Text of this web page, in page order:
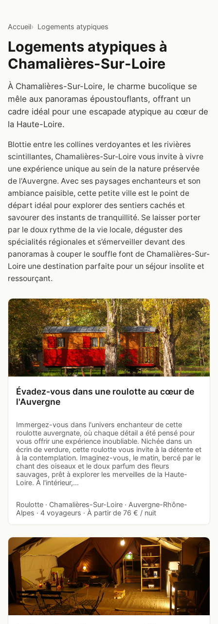
Accueil Logements atypiques
Logements atypiques à
Chamalières-Sur-Loire
À Chamalières-Sur-Loire, le charme bucolique se
mêle aux panoramas époustouflants, offrant un
cadre idéal pour une escapade atypique au cœur de
la Haute-Loire.
Blottie entre les collines verdoyantes et les rivières
scintillantes, Chamalières-Sur-Loire vous invite à vivre
une expérience unique au sein de la nature préservée
de l'Auvergne. Avec ses paysages enchanteurs et son
ambiance paisible, cette petite ville est le point de
départ idéal pour explorer des sentiers cachés et
savourer des instants de tranquillité. Se laisser porter
par le doux rythme de la vie locale, déguster des
spécialités régionales et s’émerveiller devant des
panoramas à couper le souffle font de Chamalières-Sur-
Loire une destination parfaite pour un séjour insolite et
ressourçant.
Évadez-vous dans une roulotte au cœur de
l'Auvergne
Immergez-vous dans l'univers enchanteur de cette
roulotte auvergnate, où chaque détail a été pensé pour
vous offrir une expérience inoubliable. Nichée dans un
écrin de verdure, cette roulotte vous invite à la détente et
à la contemplation. Imaginez-vous, le matin, bercé par le
chant des oiseaux et le doux parfum des fleurs
sauvages, prêt à explorer les merveilles de la Haute-
Loire. À l'intérieur,…
Roulotte · Chamalières-Sur-Loire · Auvergne-Rhône-
Alpes · 4 voyageurs · À partir de 76 € / nuit